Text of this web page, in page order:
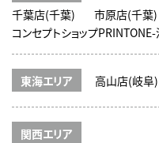
千葉店(千葉)
市原店(千葉)
コンセプトショップ
東海エリア 高山店(岐阜)
関西エリア